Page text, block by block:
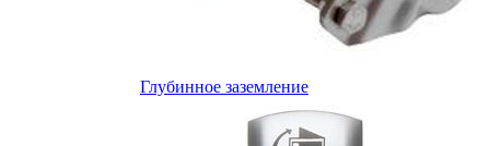
Глубинное заземление